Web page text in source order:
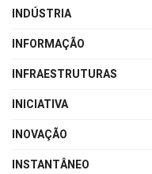
INDÚSTRIA
INFORMAÇÃO
INFRAESTRUTURAS
INICIATIVA
INOVAÇÃO
INSTANTÂNEO